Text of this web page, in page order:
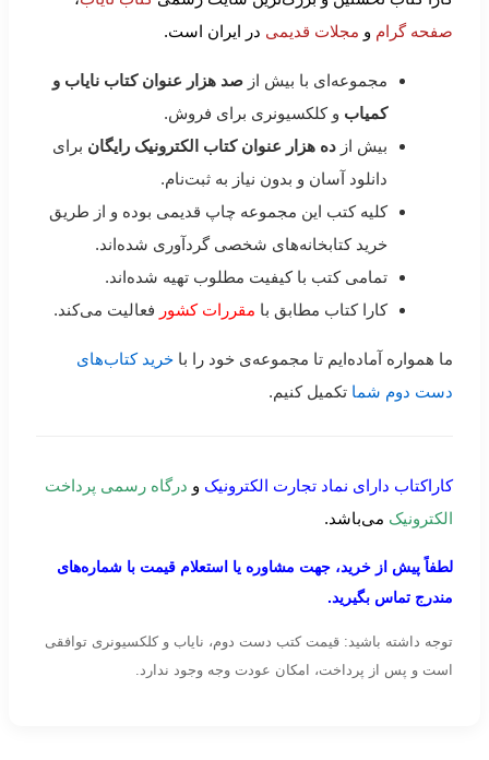
صفحه گرام و مجلات قدیمی در ایران است.
مجموعه‌ای با بیش از صد هزار عنوان کتاب نایاب و
کمیاب و کلکسیونری برای فروش.
بیش از ده هزار عنوان کتاب الکترونیک رایگان برای
دانلود آسان و بدون نیاز به ثبت‌نام.
کلیه کتب این مجموعه چاپ قدیمی بوده و از طریق
خرید کتابخانه‌های شخصی گردآوری شده‌اند.
تمامی کتب با کیفیت مطلوب تهیه شده‌اند.
کارا کتاب مطابق با مقررات کشور فعالیت می‌کند.
ما همواره آماده‌ایم تا مجموعه‌ی خود را با خرید کتاب‌های
دست دوم شما تکمیل کنیم.
کاراکتاب دارای نماد تجارت الکترونیک و درگاه رسمی پرداخت
الکترونیک می‌باشد.
لطفاً پیش از خرید، جهت مشاوره یا استعلام قیمت با شماره‌های
مندرج تماس بگیرید.
توجه داشته باشید: قیمت کتب دست دوم، نایاب و کلکسیونری توافقی
است و پس از پرداخت، امکان عودت وجه وجود ندارد.